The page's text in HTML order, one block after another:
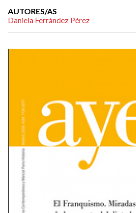
AUTORES/AS
Daniela Ferrández Pérez